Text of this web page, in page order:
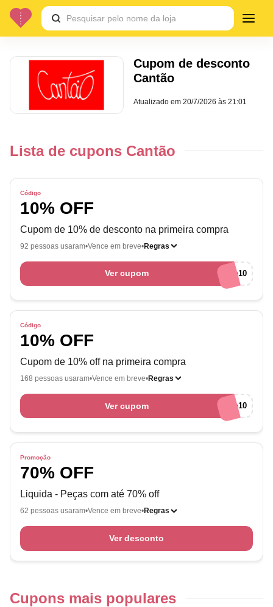
Cupom de desconto
Cantão
Atualizado em20/7/2026 às 21:01
Lista de cupons Cantão
Código
10% OFF
Cupom de 10% de desconto na primeira compra
92 pessoas usaram Vence em breve Regras
Ver cupom Cantão10
Código
10% OFF
Cupom de 10% off na primeira compra
168 pessoas usaram Vence em breve Regras
Ver cupom Cantão10
Promoção
70% OFF
Liquida - Peças com até 70% off
62 pessoas usaram Vence em breve Regras
Ver desconto
Cupons mais populares